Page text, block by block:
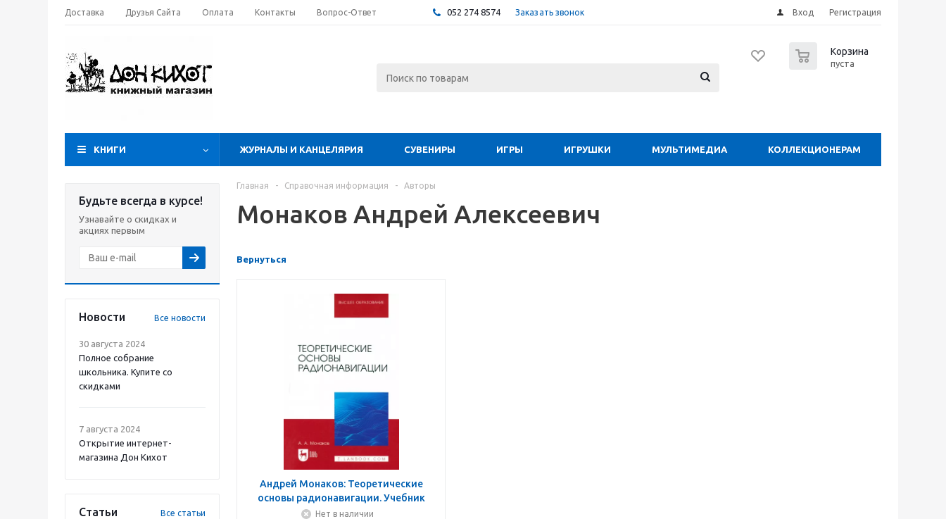
Доставка Друзья Сайта Оплата Контакты Вопрос-Ответ 052 274 8574 Заказать звонок Вход Регистрация
Корзина
пуста
КНИГИ ЖУРНАЛЫ И КАНЦЕЛЯРИЯ СУВЕНИРЫ ИГРЫ ИГРУШКИ МУЛЬТИМЕДИА КОЛЛЕКЦИОНЕРАМ
Будьте всегда в курсе!
Узнавайте о скидках и
акциях первым
Новости Все новости
30 августа 2024
Полное собрание
школьника. Купите со
скидками
7 августа 2024
Открытие интернет-
магазина Дон Кихот
Статьи Все статьи
Главная - Справочная информация - Авторы
Монаков Андрей Алексеевич
Вернуться
Андрей Монаков: Теоретические
основы радионавигации. Учебник
для вузов
Нет в наличии